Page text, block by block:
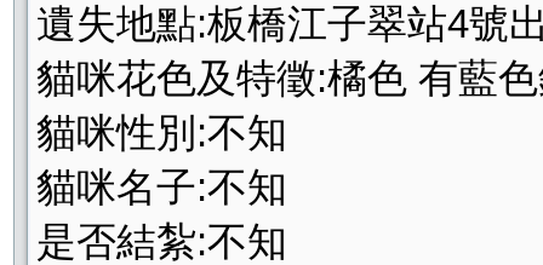
遺失地點:板橋江子翠站4號
貓咪花色及特徵:橘色 有藍
貓咪性別:不知
貓咪名子:不知
是否結紮:不知